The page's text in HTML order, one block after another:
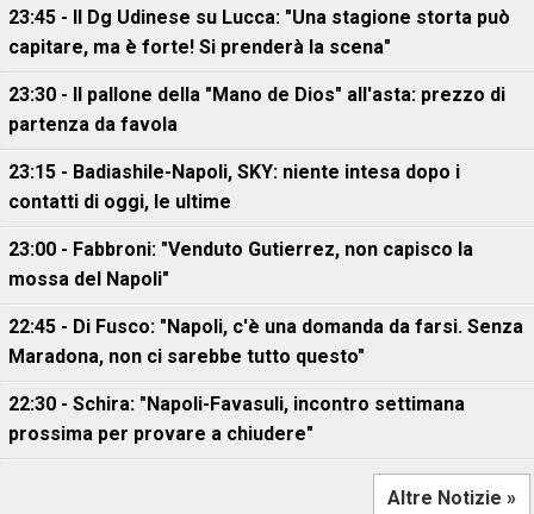
23:45 - Il Dg Udinese su Lucca: "Una stagione storta può
capitare, ma è forte! Si prenderà la scena"
23:30 - Il pallone della "Mano de Dios" all'asta: prezzo di
partenza da favola
23:15 - Badiashile-Napoli, SKY: niente intesa dopo i
contatti di oggi, le ultime
23:00 - Fabbroni: "Venduto Gutierrez, non capisco la
mossa del Napoli"
22:45 - Di Fusco: "Napoli, c'è una domanda da farsi. Senza
Maradona, non ci sarebbe tutto questo"
22:30 - Schira: "Napoli-Favasuli, incontro settimana
prossima per provare a chiudere"
Altre Notizie »